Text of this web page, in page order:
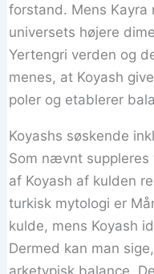
forstand. Mens
universets højere
Yertengri verden og
menes, at Koyash
poler og etablerer
Koyashs søskende
Som nævnt suppleres
af Koyash af kulden
turkisk mytologi er
kulde, mens Koyash
Dermed kan man
arketypisk balance.